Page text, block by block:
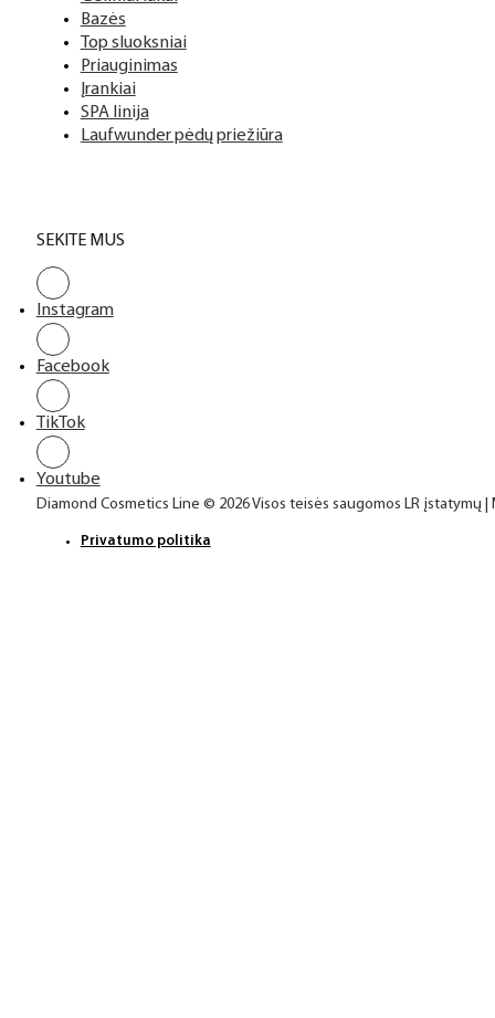
Bazės
Top sluoksniai
Priauginimas
Įrankiai
SPA linija
Laufwunder pėdų priežiūra
SEKITE MUS
Instagram
Facebook
TikTok
Youtube
Diamond Cosmetics Line © 2026 Visos teisės saugomos LR įstatymų
Privatumo politika